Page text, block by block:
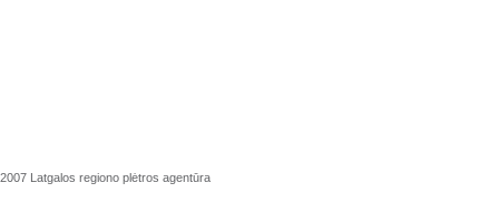
2007 Latgalos regiono plėtros agentūra